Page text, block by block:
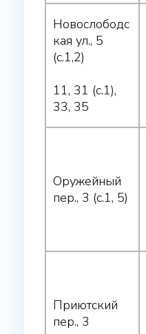
Новослободс
кая ул., 5
(с.1,2)
11, 31 (с.1),
33, 35
Оружейный
пер., 3 (с.1, 5)
Приютский
пер., 3